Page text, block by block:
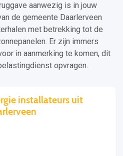
aanwezig is in jouw
de gemeente Daarlerveen
met betrekking tot de
Er zijn immers
in aanmerking te komen, dit
opvragen.
installateurs uit